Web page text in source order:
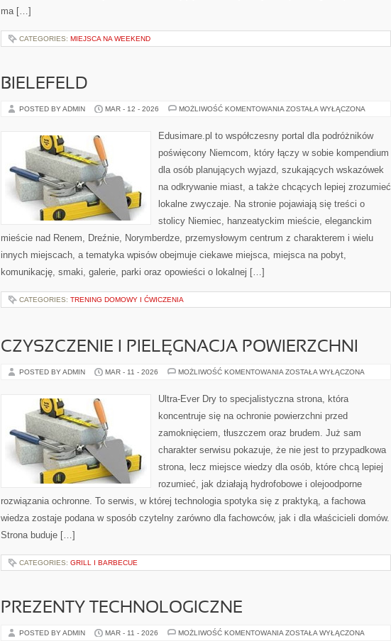
ma […]
CATEGORIES: MIEJSCA NA WEEKEND
BIELEFELD
POSTED BY ADMIN MAR - 12 - 2026 MOŻLIWOŚĆ KOMENTOWANIA BIELEFELD
ZOSTAŁA WYŁĄCZONA
Edusimare.pl to współczesny portal dla podróżników
poświęcony Niemcom, który łączy w sobie kompendium
dla osób planujących wyjazd, szukających wskazówek
na odkrywanie miast, a także chcących lepiej zrozumieć
lokalne zwyczaje. Na stronie pojawiają się treści o
stolicy Niemiec, hanzeatyckim mieście, eleganckim
mieście nad Renem, Dreźnie, Norymberdze, przemysłowym centrum z charakterem i wielu
innych miejscach, a tematyka wpisów obejmuje ciekawe miejsca, miejsca na pobyt,
komunikację, smaki, galerie, parki oraz opowieści o lokalnej […]
CATEGORIES: TRENING DOMOWY I ĆWICZENIA
CZYSZCZENIE I PIELĘGNACJA POWIERZCHNI
POSTED BY ADMIN MAR - 11 - 2026 MOŻLIWOŚĆ KOMENTOWANIA CZYSZCZENIE
POWIERZCHNI
ZOSTAŁA WYŁĄCZONA
Ultra-Ever Dry to specjalistyczna strona, która
koncentruje się na ochronie powierzchni przed
zamoknięciem, tłuszczem oraz brudem. Już sam
charakter serwisu pokazuje, że nie jest to przypadkowa
strona, lecz miejsce wiedzy dla osób, które chcą lepiej
rozumieć, jak działają hydrofobowe i olejoodporne
rozwiązania ochronne. To serwis, w której technologia spotyka się z praktyką, a fachowa
wiedza zostaje podana w sposób czytelny zarówno dla fachowców, jak i dla właścicieli domów.
Strona buduje […]
CATEGORIES: GRILL I BARBECUE
PREZENTY TECHNOLOGICZNE
POSTED BY ADMIN MAR - 11 - 2026 MOŻLIWOŚĆ KOMENTOWANIA PREZENTY
ZOSTAŁA WYŁĄCZONA